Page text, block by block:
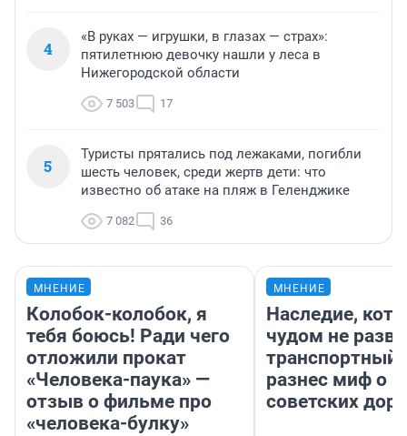
4
«В руках — игрушки, в глазах — страх»:
пятилетнюю девочку нашли у леса в
Нижегородской области
7 503 17
5
Туристы прятались под лежаками, погибли
шесть человек, среди жертв дети: что
известно об атаке на пляж в Геленджике
7 082 36
МНЕНИЕ
Колобок-колобок, я
тебя боюсь! Ради чего
отложили прокат
«Человека-паука» —
отзыв о фильме про
«человека-булку»
МНЕНИЕ
Наследие,
чудом не
транспортный
разнес миф о
советских